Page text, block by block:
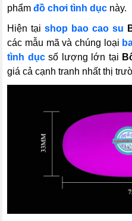
phẩmđồ chơi tình dục này.
Hiện tạishop bao cao su
các mẫu mã và chúng loại
tình dụcsố lượng lớn tại
giá cả cạnh tranh nhất thị